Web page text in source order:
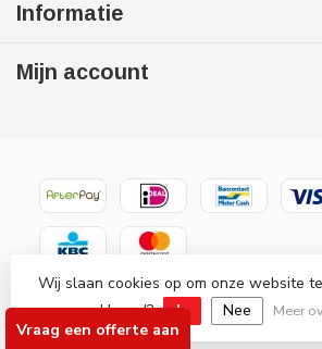
Vraag een offerte aan
Informatie
Mijn account
© Copyright 2026 Gaslooswonen .nl -
verwarming Officiële Quality
Wij slaan cookies op om onze website
akkoord?
Ja Nee Meer